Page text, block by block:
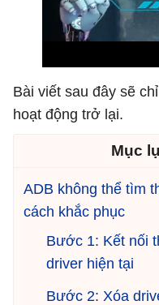
Bài viết sau đây sẽ
hoạt động trở lại.
Mục
ADB không thể tìm
cách khắc phục
Bước 1: Kết nối
driver hiện tại
Bước 2: Xóa